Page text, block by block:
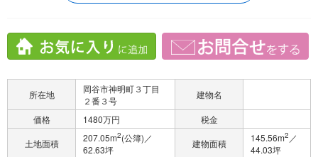
所在地
岡谷市神明町３丁目
２番３号
建物名
価格 1480万円
税金
土地面積
207.05m2(公簿)／
62.63坪
建物面積 145.56m2 ／
44.03坪